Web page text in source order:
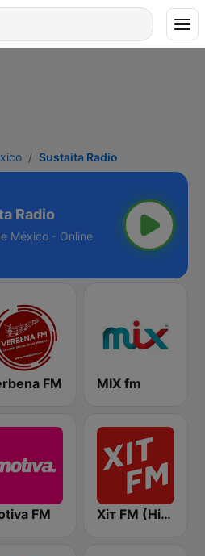
Sustaita Radio
Radio
México - Online
FM MIX fm
FM Хіт FM (Hit FM) - Top